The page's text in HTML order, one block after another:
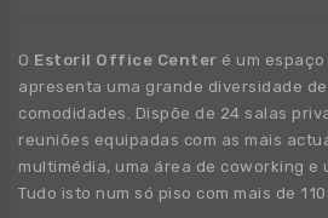
O Estoril Office Center é um
apresenta uma grande diversidade de
comodidades. Dispõe de 24 salas
reuniões equipadas com as mais
multimédia, uma área de coworking e
Tudo isto num só piso com mais de